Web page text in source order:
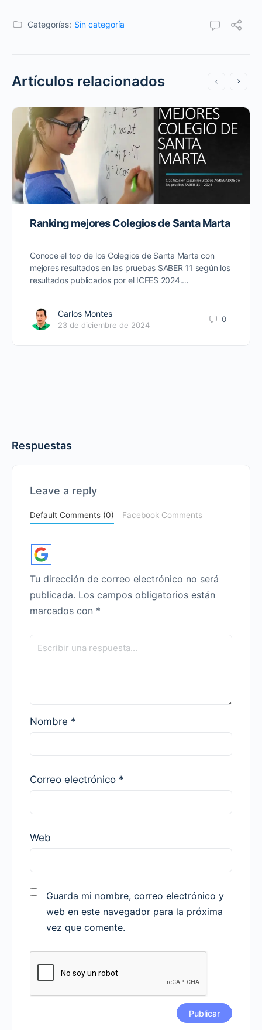
Categorías: Sin categoría
Artículos relacionados
Ranking mejores Colegios de Santa Marta
Conoce el top de los Colegios de Santa Marta con
mejores resultados en las pruebas SABER 11 según los
resultados publicados por el ICFES 2024.…
Carlos Montes
23 de diciembre de 2024
0
Respuestas
Leave a reply
Default Comments (0) Facebook Comments
Tu dirección de correo electrónico no será
publicada. Los campos obligatorios están
marcados con *
Nombre *
Correo electrónico *
Web
Guarda mi nombre, correo electrónico y
web en este navegador para la próxima
vez que comente.